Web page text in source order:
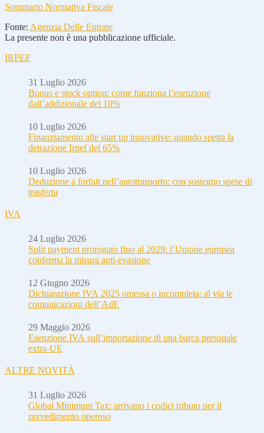
Sommario Normativa Fiscale
Fonte: Agenzia Delle Entrate
La presente non è una pubblicazione ufficiale.
IRPEF
31 Luglio 2026
Bonus e stock option: come funziona l’esenzione
dall’addizionale del 10%
10 Luglio 2026
Finanziamento alle start up innovative: quando spetta la
detrazione Irpef del 65%
10 Luglio 2026
Deduzione a forfait nell’autotrasporto: con sostegno spese di
trasferta
IVA
24 Luglio 2026
Split payment prorogato fino al 2029: l’Unione europea
conferma la misura anti-evasione
12 Giugno 2026
Dichiarazione IVA 2025 omessa o incompleta: al via le
comunicazioni dell’AdE
29 Maggio 2026
Esenzione IVA sull’importazione di una barca personale
extra-UE
ALTRE NOVITÀ
31 Luglio 2026
Global Minimum Tax: arrivano i codici tributo per il
ravvedimento operoso